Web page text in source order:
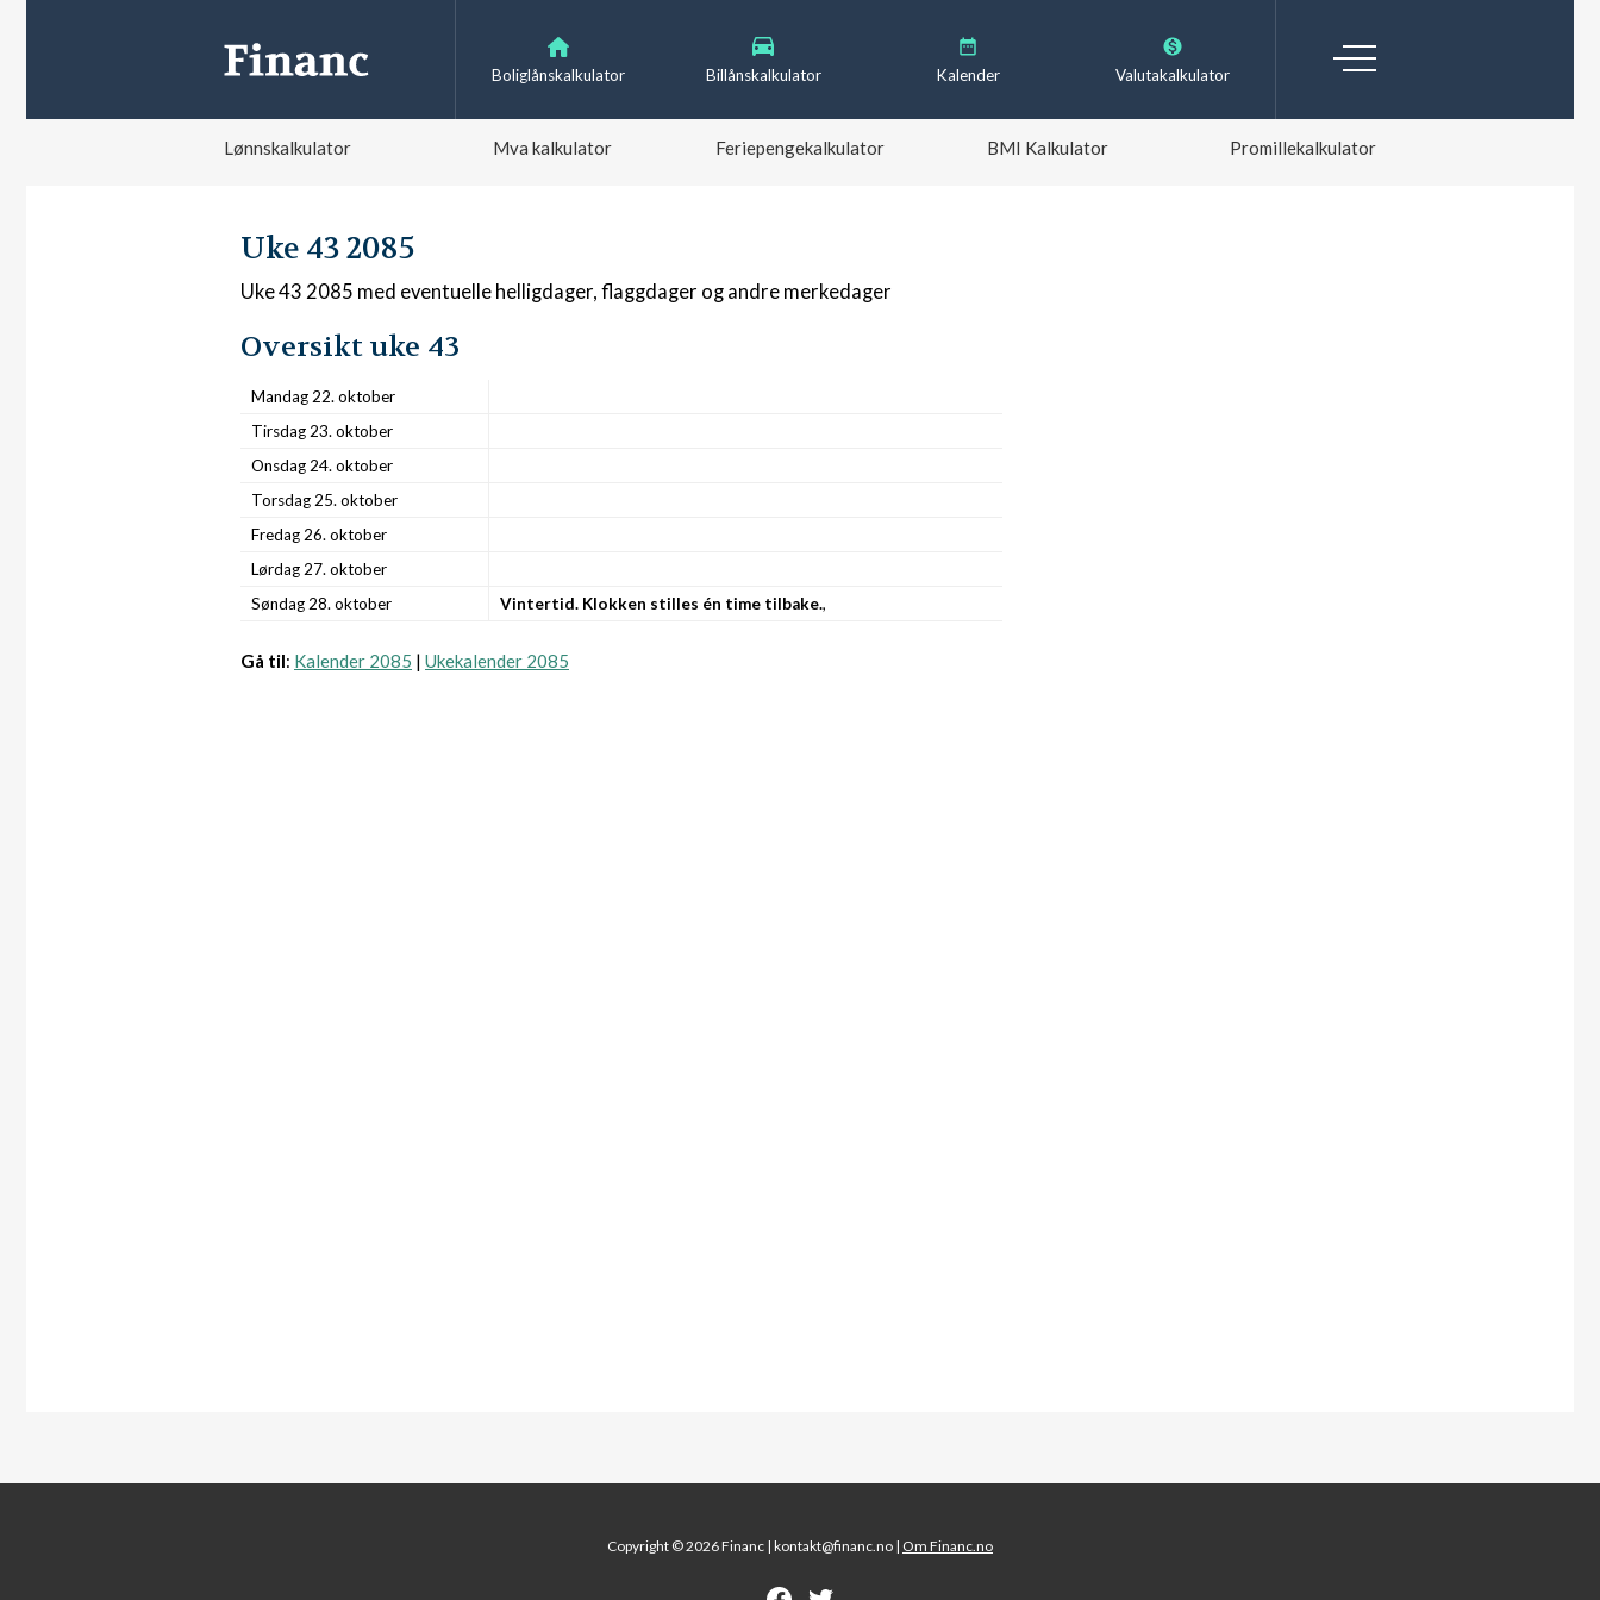
Boliglånskalkulator Billånskalkulator Kalender Valutakalkulator
Lønnskalkulator Mva kalkulator Feriepengekalkulator BMI Kalkulator Promillekalkulator
Uke 43 2085
Uke 43 2085 med eventuelle helligdager, flaggdager og andre merkedager
Oversikt uke 43
Mandag 22. oktober
Tirsdag 23. oktober
Onsdag 24. oktober
Torsdag 25. oktober
Fredag 26. oktober
Lørdag 27. oktober
Søndag 28. oktober
Vintertid. Klokken stilles én time tilbake.,
Gå til: Kalender 2085 | Ukekalender 2085
Copyright © 2026 Financ | kontakt@financ.no | Om Financ.no